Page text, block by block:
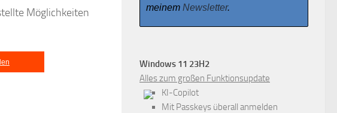
Möglichkeiten
meinem Newsletter.
Windows 11 23H2
Alles zum großen Funktionsupdate
KI-Copilot
Mit Passkeys überall anmelden